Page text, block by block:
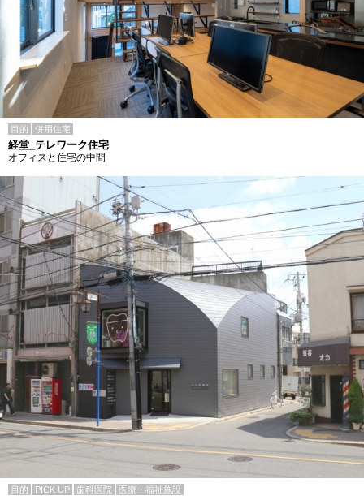
目的 併用住宅
経堂_テレワーク住宅
オフィスと住宅の中間
目的 PICK UP 歯科医院 医療・福祉施設